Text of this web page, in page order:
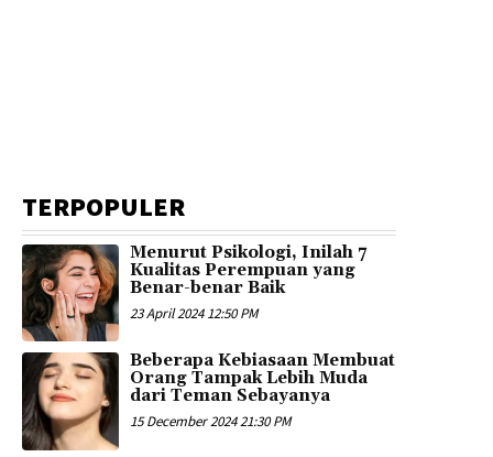
TERPOPULER
Menurut Psikologi, Inilah 7
Kualitas Perempuan yang
Benar-benar Baik
23 April 2024 12:50 PM
Beberapa Kebiasaan Membuat
Orang Tampak Lebih Muda
dari Teman Sebayanya
15 December 2024 21:30 PM